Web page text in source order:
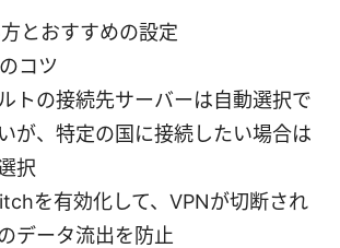
とおすすめの設定
コツ
トの接続先サーバーは自動選択で
が、特定の国に接続したい場合は
択
を有効化して、VPNが切断され
データ流出を防止